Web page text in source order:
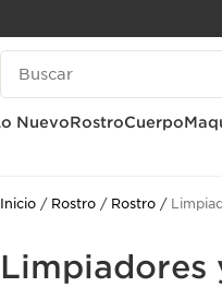
IR AL CONTENIDO
Buscar
NuevoRostroCuerpo
Inicio Rostro Rostro
Limpiadores